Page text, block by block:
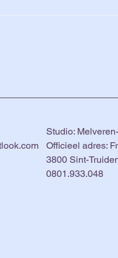
Studio:
Officieel adres:
3800 Sint-
0801.933.048